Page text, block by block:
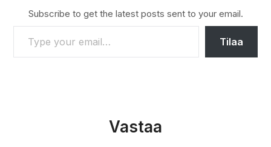
Subscribe to get the latest posts sent to your email.
TYPE YOUR EMAIL…
Tilaa
Vastaa